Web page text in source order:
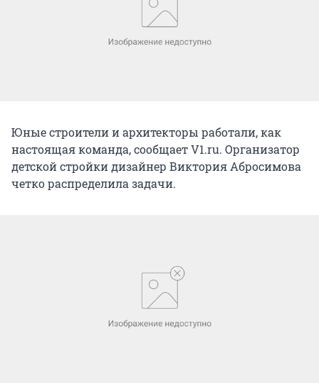
Юные строители и архитекторы работали, как
настоящая команда, сообщает V1.ru. Организатор
детской стройки дизайнер Виктория Абросимова
четко распределила задачи.